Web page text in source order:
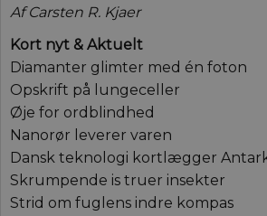
Af Carsten R. Kjaer
Kort nyt & Aktuelt
Diamanter glimter med én foton
Opskrift på lungeceller
Øje for ordblindhed
Nanorør leverer varen
Dansk teknologi kortlægger
Skrumpende is truer insekter
Strid om fuglens indre kompas
__cf_bm
Cloudflare Inc.